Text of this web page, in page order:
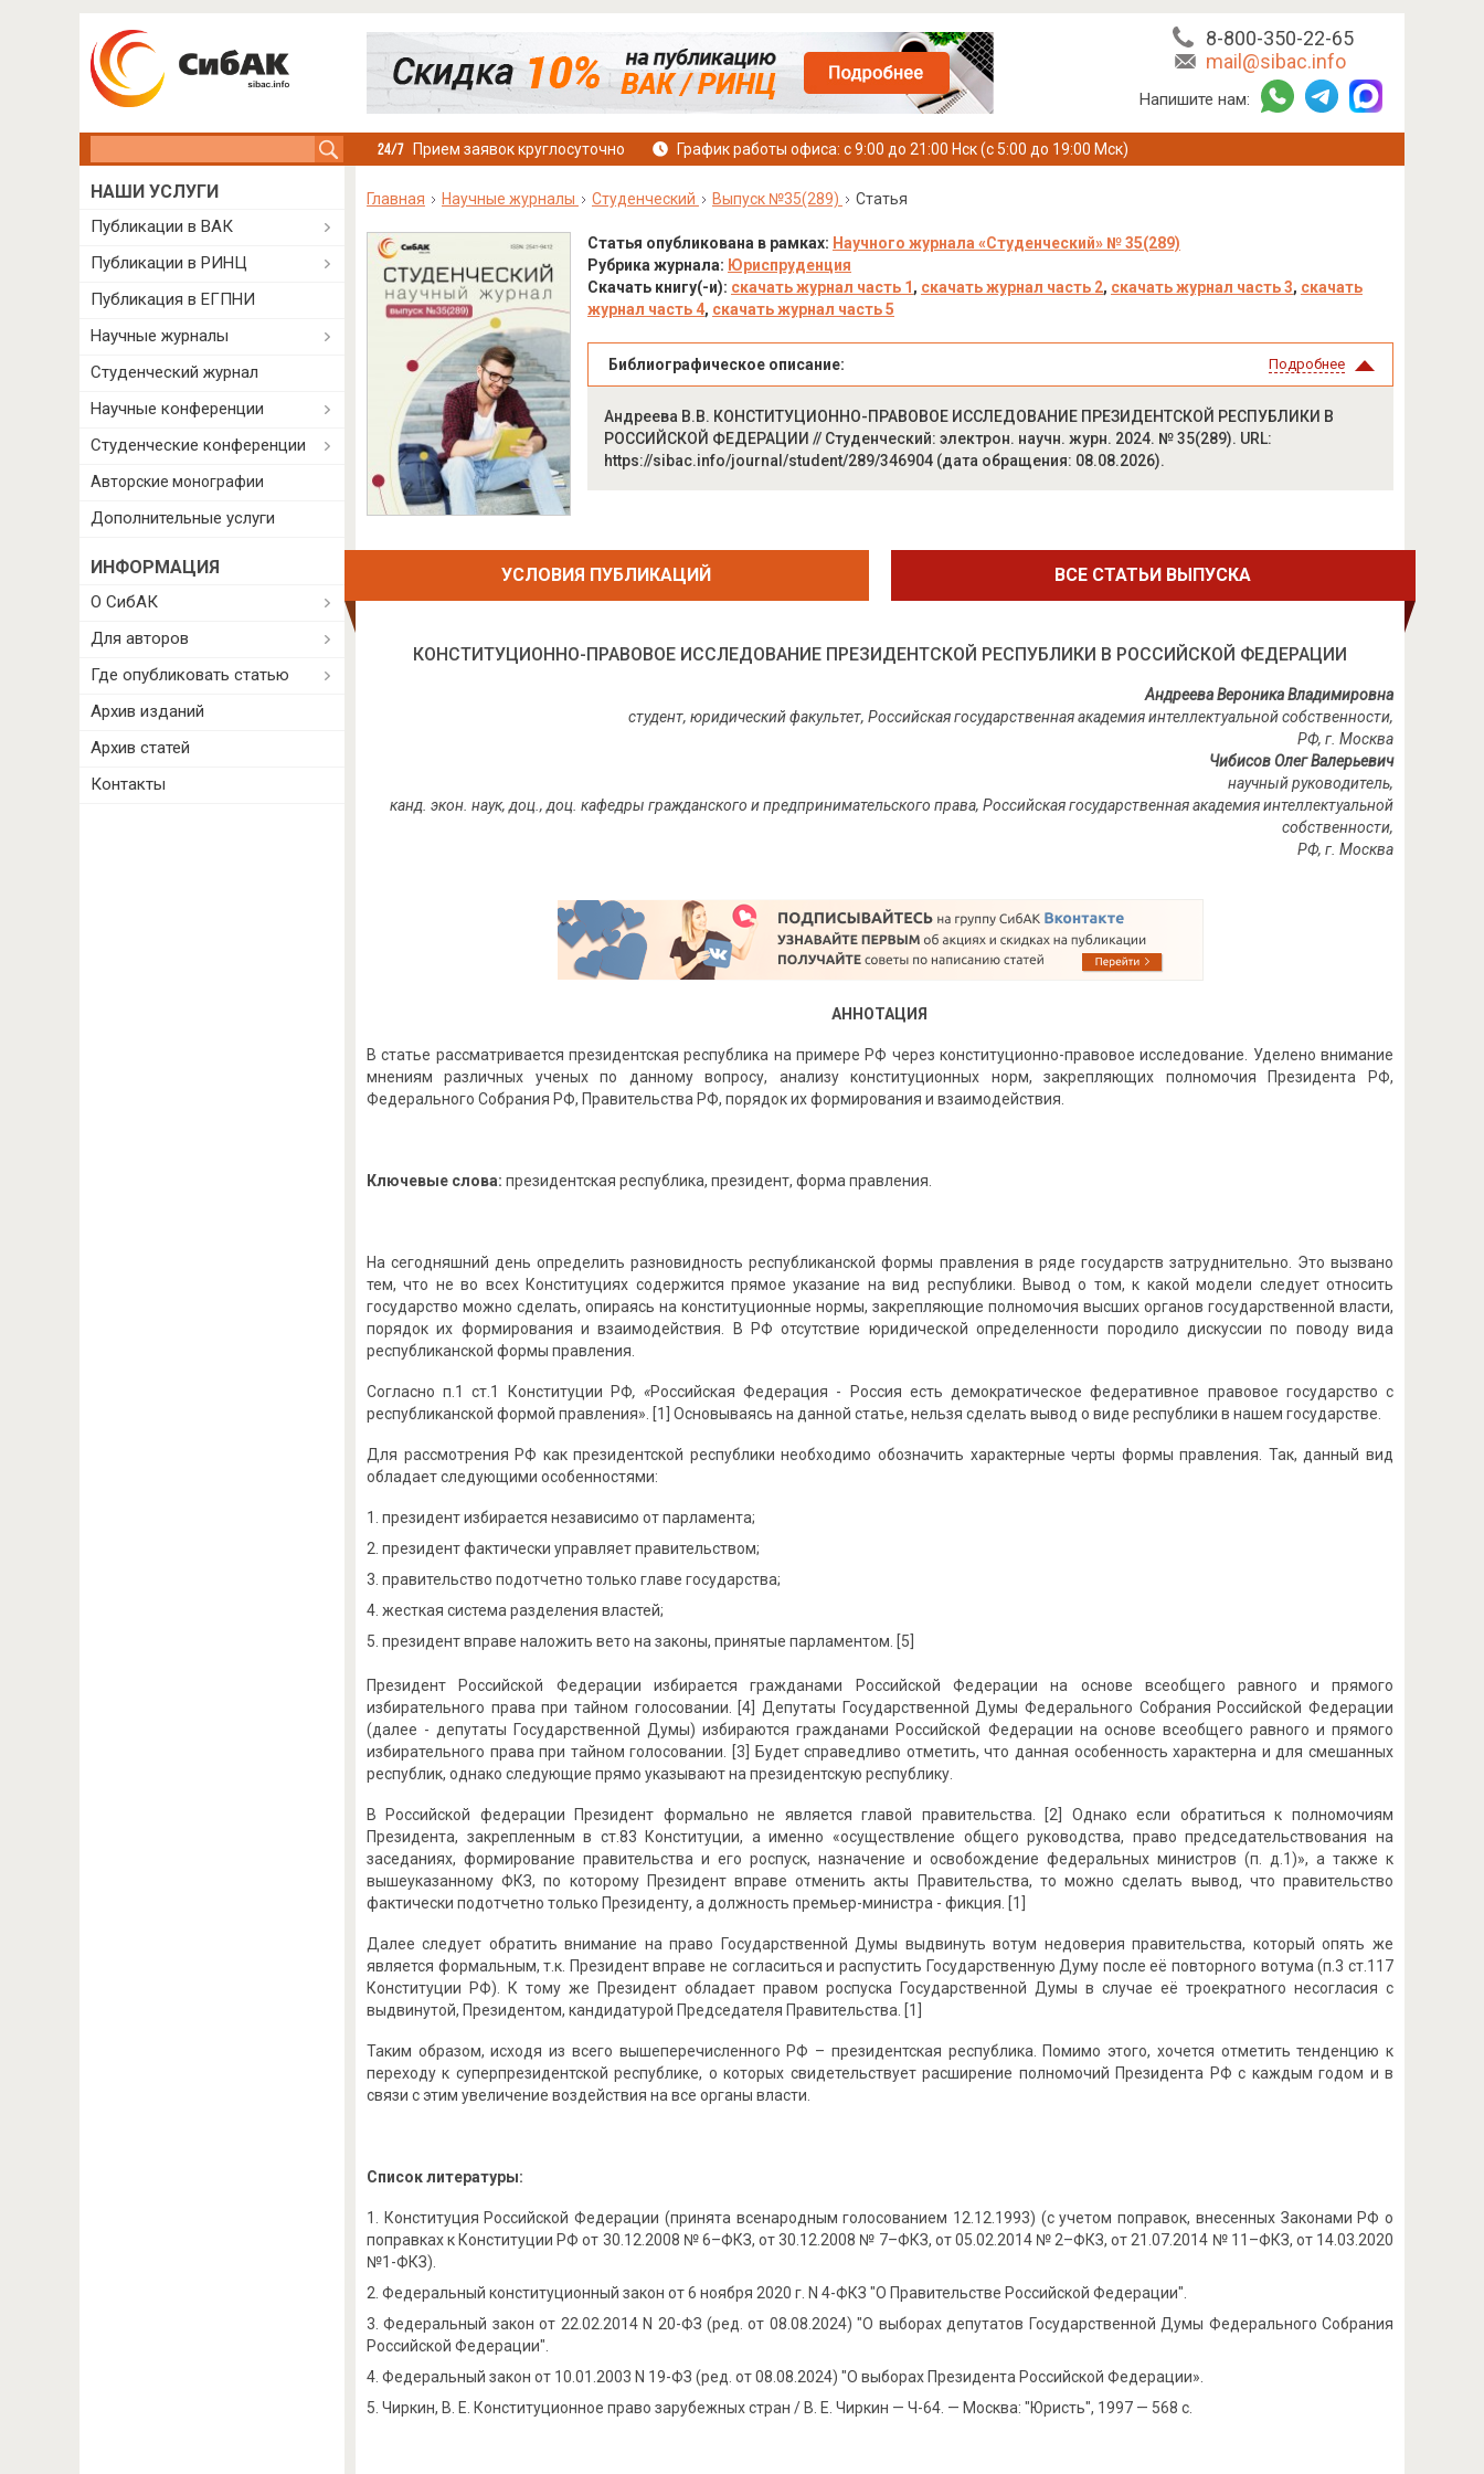
8-800-350-22-65
mail@sibac.info
Напишите нам:
Прием заявок круглосуточно График работы офиса: с 9:00 до 21:00 Нск (с 5:00 до 19:00 Мск)
Главная Научные журналы Студенческий Выпуск №35(289) Статья
Статья опубликована в рамках: Научного журнала «Студенческий» № 35(289)
Рубрика журнала: Юриспруденция
Скачать книгу(-и): скачать журнал часть 1 , скачать журнал часть 2, скачать журнал часть 3, скачать
журнал часть 4, скачать журнал часть 5
Библиографическое описание: Подробнее
Андреева В.В. КОНСТИТУЦИОННО-ПРАВОВОЕ ИССЛЕДОВАНИЕ ПРЕЗИДЕНТСКОЙ РЕСПУБЛИКИ В
РОССИЙСКОЙ ФЕДЕРАЦИИ // Студенческий: электрон. научн. журн. 2024. № 35(289). URL:
https://sibac.info/journal/student/289/346904 (дата обращения: 08.08.2026).
УСЛОВИЯ ПУБЛИКАЦИЙ ВСЕ СТАТЬИ ВЫПУСКА
КОНСТИТУЦИОННО-ПРАВОВОЕ ИССЛЕДОВАНИЕ ПРЕЗИДЕНТСКОЙ РЕСПУБЛИКИ В РОССИЙСКОЙ ФЕДЕРАЦИИ
Андреева Вероника Владимировна
студент, юридический факультет, Российская государственная академия интеллектуальной собственности,
РФ, г. Москва
Чибисов Олег Валерьевич
научный руководитель,
канд. экон. наук, доц., доц. кафедры гражданского и предпринимательского права, Российская государственная академия интеллектуальной
собственности,
РФ, г. Москва
АННОТАЦИЯ
В статье рассматривается президентская республика на примере РФ через конституционно-правовое исследование. Уделено внимание
мнениям различных ученых по данному вопросу, анализу конституционных норм, закрепляющих полномочия Президента РФ,
Федерального Собрания РФ, Правительства РФ, порядок их формирования и взаимодействия.
Ключевые слова: президентская республика, президент, форма правления.
На сегодняшний день определить разновидность республиканской формы правления в ряде государств затруднительно. Это вызвано
тем, что не во всех Конституциях содержится прямое указание на вид республики. Вывод о том, к какой модели следует относить
государство можно сделать, опираясь на конституционные нормы, закрепляющие полномочия высших органов государственной власти,
порядок их формирования и взаимодействия. В РФ отсутствие юридической определенности породило дискуссии по поводу вида
республиканской формы правления.
Согласно п.1 ст.1 Конституции РФ, «Российская Федерация - Россия есть демократическое федеративное правовое государство с
республиканской формой правления». [1] Основываясь на данной статье, нельзя сделать вывод о виде республики в нашем государстве.
Для рассмотрения РФ как президентской республики необходимо обозначить характерные черты формы правления. Так, данный вид
обладает следующими особенностями:
президент избирается независимо от парламента;
президент фактически управляет правительством;
правительство подотчетно только главе государства;
жесткая система разделения властей;
президент вправе наложить вето на законы, принятые парламентом. [5]
Президент Российской Федерации избирается гражданами Российской Федерации на основе всеобщего равного и прямого
избирательного права при тайном голосовании. [4] Депутаты Государственной Думы Федерального Собрания Российской Федерации
(далее - депутаты Государственной Думы) избираются гражданами Российской Федерации на основе всеобщего равного и прямого
избирательного права при тайном голосовании. [3] Будет справедливо отметить, что данная особенность характерна и для смешанных
республик, однако следующие прямо указывают на президентскую республику.
В Российской федерации Президент формально не является главой правительства. [2] Однако если обратиться к полномочиям
Президента, закрепленным в ст.83 Конституции, а именно «осуществление общего руководства, право председательствования на
заседаниях, формирование правительства и его роспуск, назначение и освобождение федеральных министров (п. д.1)», а также к
вышеуказанному ФКЗ, по которому Президент вправе отменить акты Правительства, то можно сделать вывод, что правительство
фактически подотчетно только Президенту, а должность премьер-министра - фикция. [1]
Далее следует обратить внимание на право Государственной Думы выдвинуть вотум недоверия правительства, который опять же
является формальным, т.к. Президент вправе не согласиться и распустить Государственную Думу после её повторного вотума (п.3 ст.117
Конституции РФ). К тому же Президент обладает правом роспуска Государственной Думы в случае её троекратного несогласия с
выдвинутой, Президентом, кандидатурой Председателя Правительства. [1]
Таким образом, исходя из всего вышеперечисленного РФ – президентская республика. Помимо этого, хочется отметить тенденцию к
переходу к суперпрезидентской республике, о которых свидетельствует расширение полномочий Президента РФ с каждым годом и в
связи с этим увеличение воздействия на все органы власти.
Список литературы:
Конституция Российской Федерации (принята всенародным голосованием 12.12.1993) (с учетом поправок, внесенных Законами РФ о
поправках к Конституции РФ от 30.12.2008 № 6–ФКЗ, от 30.12.2008 № 7–ФКЗ, от 05.02.2014 № 2–ФКЗ, от 21.07.2014 № 11–ФКЗ, от 14.03.2020
№1-ФКЗ).
Федеральный конституционный закон от 6 ноября 2020 г. N 4-ФКЗ "О Правительстве Российской Федерации".
Федеральный закон от 22.02.2014 N 20-ФЗ (ред. от 08.08.2024) "О выборах депутатов Государственной Думы Федерального Собрания
Российской Федерации".
Федеральный закон от 10.01.2003 N 19-ФЗ (ред. от 08.08.2024) "О выборах Президента Российской Федерации».
Чиркин, В. Е. Конституционное право зарубежных стран / В. Е. Чиркин — Ч-64. — Москва: "Юристь", 1997 — 568 с.
НАШИ УСЛУГИ
Публикации в ВАК
Публикации в РИНЦ
Публикация в ЕГПНИ
Научные журналы
Студенческий журнал
Научные конференции
Студенческие конференции
Авторские монографии
Дополнительные услуги
ИНФОРМАЦИЯ
О СибАК
Для авторов
Где опубликовать статью
Архив изданий
Архив статей
Контакты